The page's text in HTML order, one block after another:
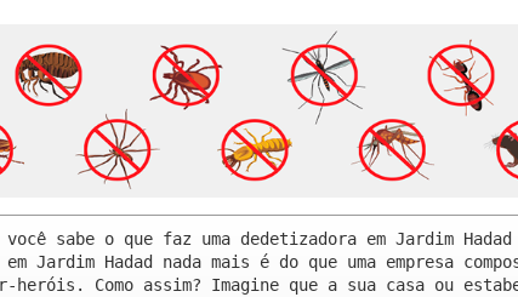
sabe o que faz uma dedetizadora em Jardim Hadad
Jardim Hadad nada mais é do que uma empresa
heróis. Como assim? Imagine que a sua casa ou